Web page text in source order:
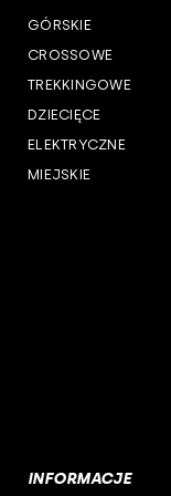
woj. pomorskie
woj. śląskie
woj.
GÓRSKIE
CROSSOWE
TREKKINGOWE
DZIECIĘCE
ELEKTRYCZNE
MIEJSKIE
INFORMACJE